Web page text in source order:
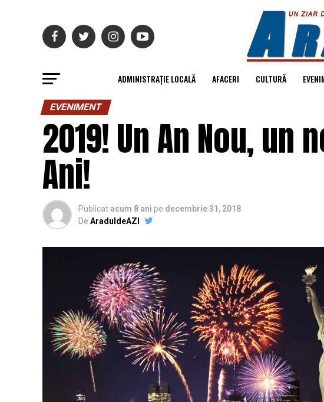
ADMINISTRAȚIE LOCALĂ AFACERI CULTURĂ
EVENIMENT
2019! Un An Nou,
Ani!
Publicat acum 8 ani pe decembrie 31, 2018
De AraduldeAZI